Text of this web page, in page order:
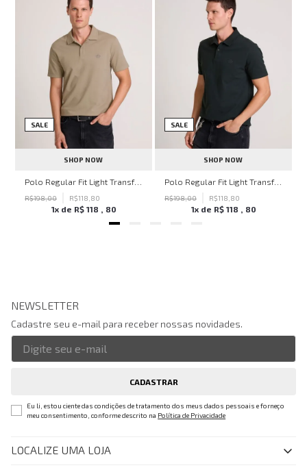
SALE
SHOP NOW
Polo Regular Fit Light Transfer Bege Médio John John Masculina
R$198,00 R$118 80
1x de R$ 118 80
SALE
SHOP NOW
Polo Regular Fit Light Transfer Verde Escuro John John Masculina
R$198,00 R$118 80
1x de R$ 118 80
NEWSLETTER
Cadastre seu e-mail para receber nossas novidades.
CADASTRAR
Eu li, estou ciente das condições de tratamento dos meus dados pessoais e forneço
meu consentimento, conforme descrito na Política de Privacidade
LOCALIZE UMA LOJA